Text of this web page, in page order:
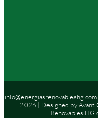
info@energiasrenovableshg.com
2026 | Designed byAvant
Renovables HG